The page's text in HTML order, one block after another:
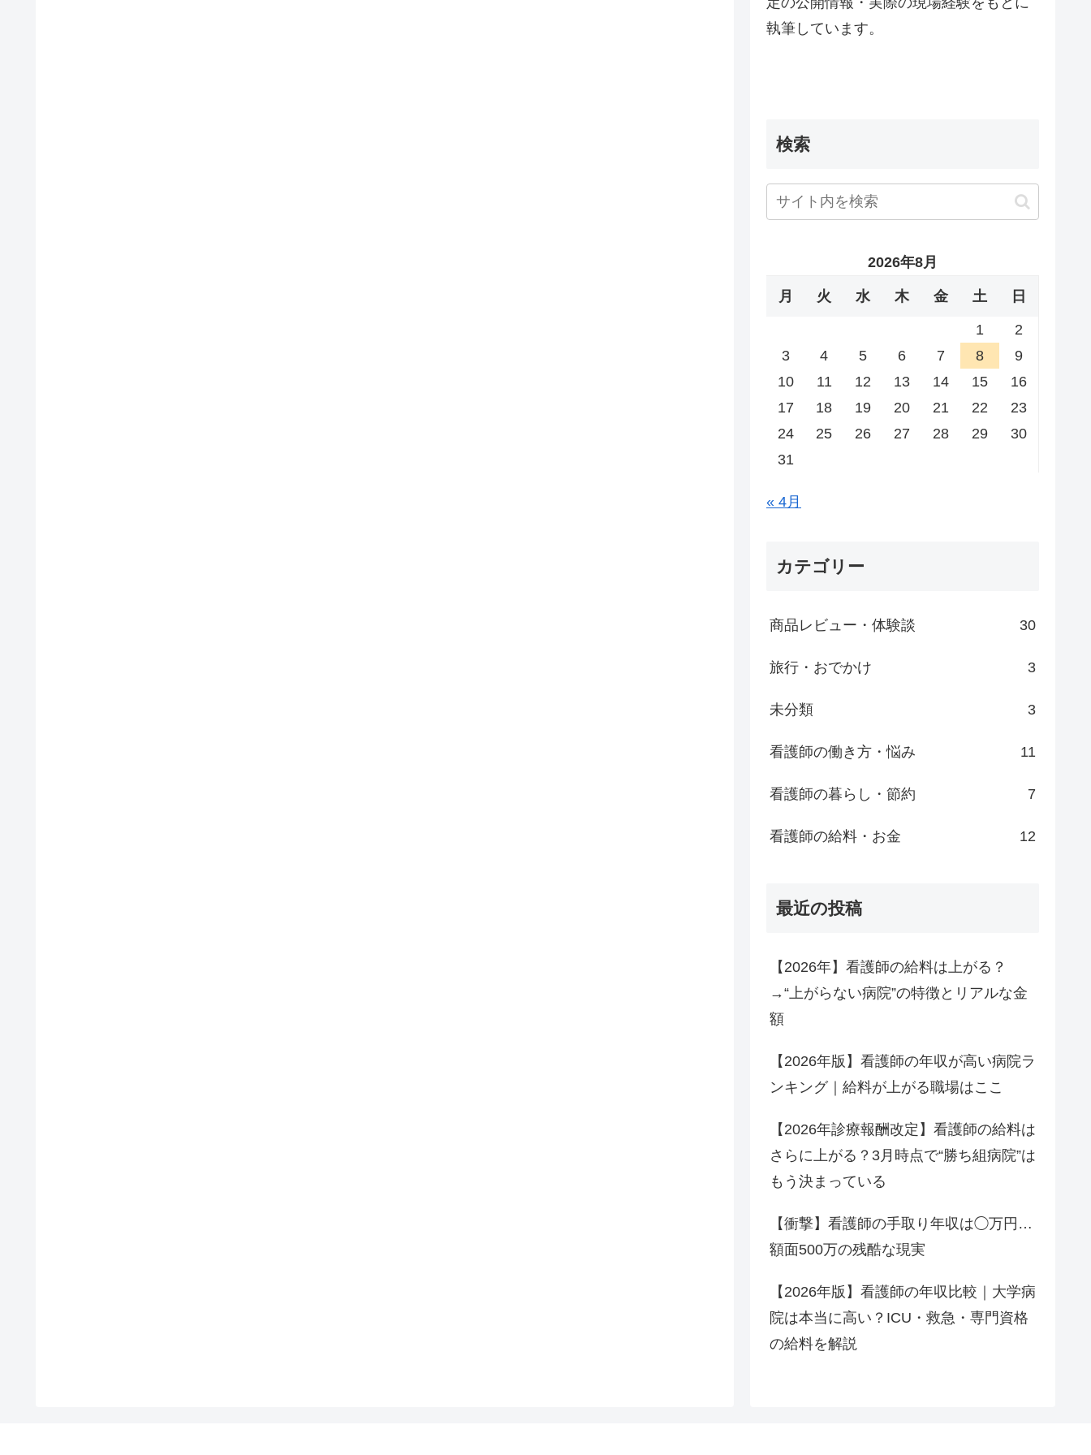
執筆しています。
検索
2026年8月
月 火 水 木 金 土 日
1
2
3
4 5 6 7 8
9
10
11 12 13 14 15
16
17
18 19 20 21 22
23
24
25 26 27 28 29
30
31
« 4月
カテゴリー
商品レビュー・体験談 30
旅行・おでかけ 3
未分類 3
看護師の働き方・悩み 11
看護師の暮らし・節約 7
看護師の給料・お金 12
最近の投稿
【2026年】看護師の給料は上がる？
→“上がらない病院”の特徴とリアルな金
額
【2026年版】看護師の年収が高い病院ラ
ンキング｜給料が上がる職場はここ
【2026年診療報酬改定】看護師の給料は
さらに上がる？3月時点で“勝ち組病院”は
もう決まっている
【衝撃】看護師の手取り年収は◯万円…
額面500万の残酷な現実
【2026年版】看護師の年収比較｜大学病
院は本当に高い？ICU・救急・専門資格
の給料を解説